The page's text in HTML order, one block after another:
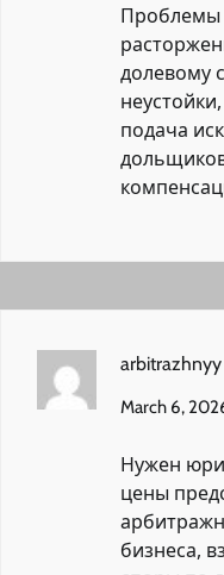
Проблемы
долевому
подача
March 6,
Нужен
цены
бизнеса,